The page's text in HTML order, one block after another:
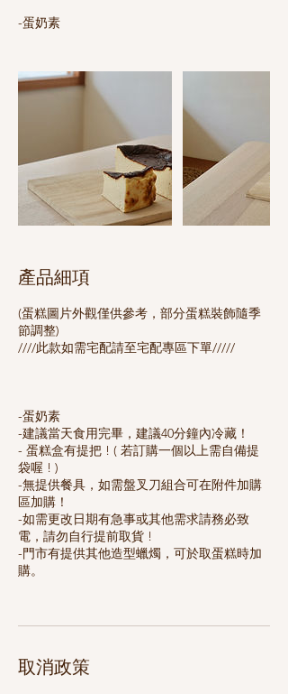
-蛋奶素
產品細項
(蛋糕圖片外觀僅供參考，部分蛋糕裝飾隨季
節調整)
////此款如需宅配請至宅配專區下單/////
-蛋奶素
-建議當天食用完畢，建議40分鐘內冷藏！
- 蛋糕盒有提把 ! ( 若訂購一個以上需自備提
袋喔 ! )
-無提供餐具，如需盤叉刀組合可在附件加購
區加購！
-如需更改日期有急事或其他需求請務必致
電，請勿自行提前取貨 !
-門市有提供其他造型蠟燭，可於取蛋糕時加
購。
取消政策